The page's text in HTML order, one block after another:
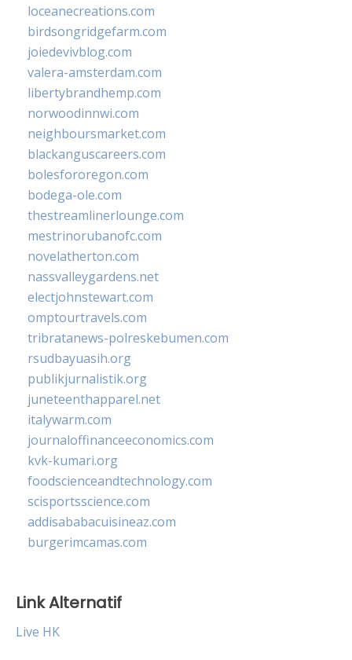
loceanecreations.com
birdsongridgefarm.com
joiedevivblog.com
valera-amsterdam.com
libertybrandhemp.com
norwoodinnwi.com
neighboursmarket.com
blackanguscareers.com
bolesfororegon.com
bodega-ole.com
thestreamlinerlounge.com
mestrinorubanofc.com
novelatherton.com
nassvalleygardens.net
electjohnstewart.com
omptourtravels.com
tribratanews-polreskebumen.com
rsudbayuasih.org
publikjurnalistik.org
juneteenthapparel.net
italywarm.com
journaloffinanceeconomics.com
kvk-kumari.org
foodscienceandtechnology.com
scisportsscience.com
addisababacuisineaz.com
burgerimcamas.com
Link Alternatif
Live HK